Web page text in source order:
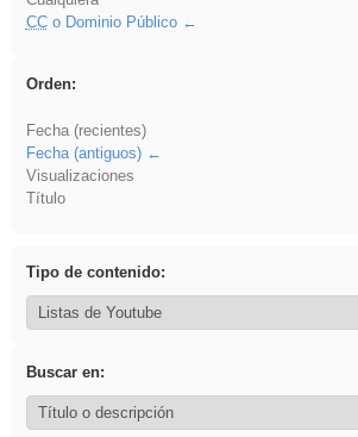
CCo Dominio Público
Orden:
Fecha (recientes)
Fecha (antiguos)
Visualizaciones
Título
Tipo de contenido:
Buscar en: